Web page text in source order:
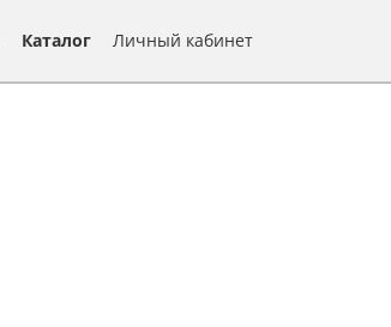
Каталог Личный кабинет